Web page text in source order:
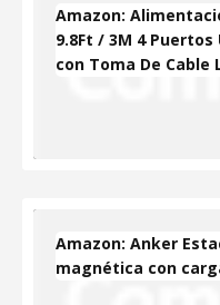
Amazon:
9.8Ft / 3M 4 Puertos
con Toma De Cable
Amazon: Anker
magnética con